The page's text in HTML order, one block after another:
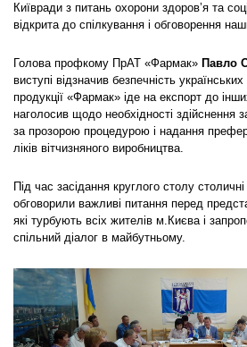
Київради з питань охорони здоров’я та
відкрита до спілкування і обговорення
Голова профкому ПрАТ «Фармак» Павло
виступі відзначив безпечність
продукції «Фармак» іде на експорт до
наголосив щодо необхідності здійснення
за прозорою процедурою і надання
ліків вітчизняного виробництва.
Під час засідання круглого столу
обговорили важливі питання перед
які турбують всіх жителів м.Києва і
спільний діалог в майбутньому.